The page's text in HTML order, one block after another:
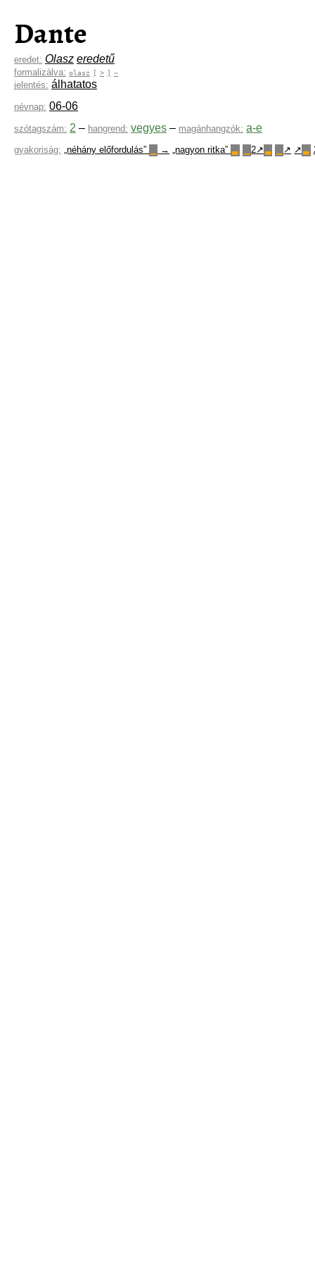
Dante
eredet: Olasz eredetű
formalizálva: olasz [ > ] ~
jelentés: álhatatos
névnap: 06-06
szótagszám: 2 – hangrend: vegyes – magánhangzók: a-e
gyakoriság: „néhány előfordulás” → „nagyon ritka” ▃ 2↗ ▃ ↗ ↗ ▃